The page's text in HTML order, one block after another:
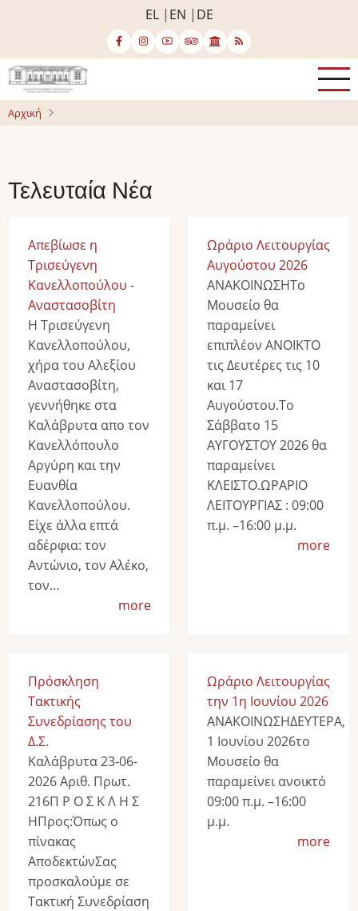
κυρίως
περιεχόμενο
EL EN DE
Αρχική
Τελευταία Νέα
Απεβίωσε η
Τρισεύγενη
Κανελλοπούλου -
Αναστασοβίτη
Η Τρισεύγενη
Κανελλοπούλου,
χήρα του Αλεξίου
Αναστασοβίτη,
γεννήθηκε στα
Καλάβρυτα απο τον
Κανελλόπουλο
Αργύρη και την
Ευανθία
Κανελλοπούλου.
Είχε άλλα επτά
αδέρφια: τον
Αντώνιο, τον Αλέκο,
τον…
more
Ωράριο Λειτουργίας
Αυγούστου 2026
ΑΝΑΚΟΙΝΩΣΗΤο
Μουσείο θα
παραμείνει
επιπλέον ΑΝΟΙΚΤΟ
τις Δευτέρες τις 10
και 17
Αυγούστου.Το
Σάββατο 15
ΑΥΓΟΥΣΤΟΥ 2026 θα
παραμείνει
ΚΛΕΙΣΤΟ.ΩΡΑΡΙΟ
ΛΕΙΤΟΥΡΓΙΑΣ : 09:00
π.μ. –16:00 μ.μ.
more
Πρόσκληση
Τακτικής
Συνεδρίασης του
Δ.Σ.
Καλάβρυτα 23-06-
2026 Αριθ. Πρωτ.
216Π Ρ Ο Σ Κ Λ Η Σ
ΗΠρος:Όπως ο
πίνακας
ΑποδεκτώνΣας
προσκαλούμε σε
Τακτική Συνεδρίαση
Ωράριο Λειτουργίας
την 1η Ιουνίου 2026
ΑΝΑΚΟΙΝΩΣΗΔΕΥΤΕΡΑ,
1 Ιουνίου 2026το
Μουσείο θα
παραμείνει ανοικτό
09:00 π.μ. –16:00
μ.μ.
more